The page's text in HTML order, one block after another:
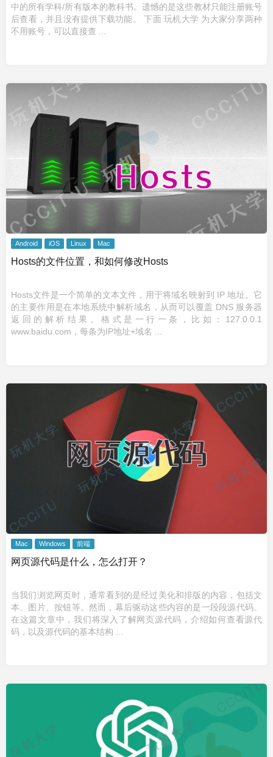
中的所有学科/所有版本的教科书。遗憾的是这些教材只能注册账号
后查看，并且没有提供下载功能。 下面 玩机大学 为大家分享两种
不用账号，可以直接查 ...
Android iOS Linux Mac
Hosts的文件位置，和如何修改Hosts
Hosts文件是一个简单的文本文件，用于将域名映射到 IP 地址。它
的主要作用是在本地系统中解析域名，从而可以覆盖 DNS 服务器
返回的解析结果。格式是一行一条，比如：127.0.0.1
www.baidu.com，每条为IP地址+域名 ...
Mac Windows 前端
网页源代码是什么，怎么打开？
当我们浏览网页时，通常看到的是经过美化和排版的内容，包括文
本、图片、按钮等。然而，幕后驱动这些内容的是一段段源代码。
在这篇文章中，我们将深入了解网页源代码，介绍如何查看源代
码，以及源代码的基本结构 ...